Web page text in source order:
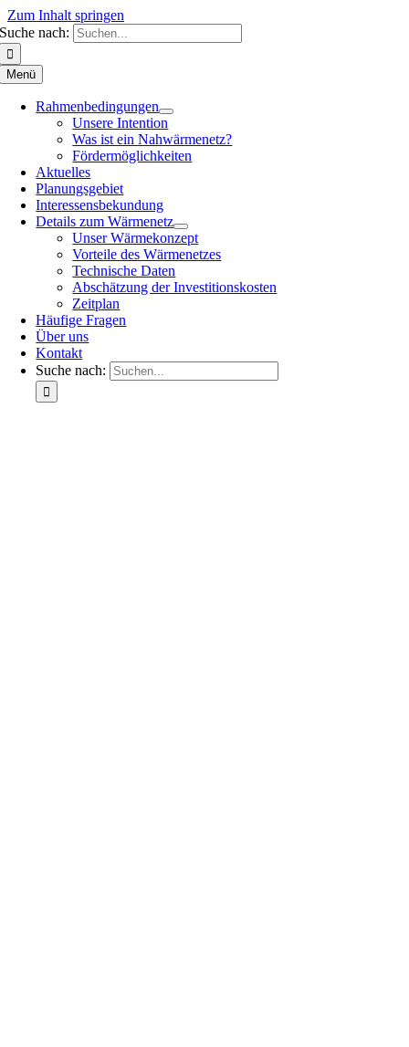
Zum Inhalt springen
Suche nach:
Menü
Rahmenbedingungen
Unsere Intention
Was ist ein Nahwärmenetz?
Fördermöglichkeiten
Aktuelles
Planungsgebiet
Interessensbekundung
Details zum Wärmenetz
Unser Wärmekonzept
Vorteile des Wärmenetzes
Technische Daten
Abschätzung der Investitionskosten
Zeitplan
Häufige Fragen
Über uns
Kontakt
Suche nach: